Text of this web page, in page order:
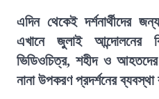
এদিন থেকেই দর্শনার্থীদের
এখানে জুলাই আন্দোলনের
ভিডিওচিত্র, শহীদ ও আহতদের
নানা উপকরণ প্রদর্শনের ব্যবস্থা